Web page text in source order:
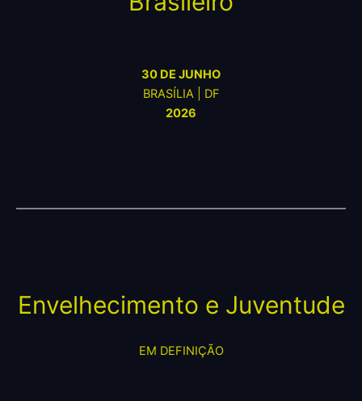
30 DE JUNHO
BRASÍLIA | DF
2026
Envelhecimento e Juventude
EM DEFINIÇÃO